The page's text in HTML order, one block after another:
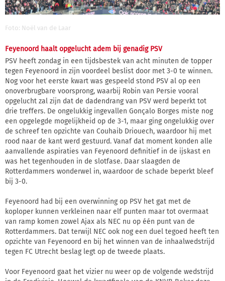
Foto: Noël van de Laar
Feyenoord haalt opgelucht adem bij genadig PSV
PSV heeft zondag in een tijdsbestek van acht minuten de topper
tegen Feyenoord in zijn voordeel beslist door met 3-0 te winnen.
Nog voor het eerste kwart was gespeeld stond PSV al op een
onoverbrugbare voorsprong, waarbij Robin van Persie vooral
opgelucht zal zijn dat de dadendrang van PSV werd beperkt tot
drie treffers. De ongelukkig ingevallen Gonçalo Borges miste nog
een opgelegde mogelijkheid op de 3-1, maar ging ongelukkig over
de schreef ten opzichte van Couhaib Driouech, waardoor hij met
rood naar de kant werd gestuurd. Vanaf dat moment konden alle
aanvallende aspiraties van Feyenoord definitief in de ijskast en
was het tegenhouden in de slotfase. Daar slaagden de
Rotterdammers wonderwel in, waardoor de schade beperkt bleef
bij 3-0.
Feyenoord had bij een overwinning op PSV het gat met de
koploper kunnen verkleinen naar elf punten maar tot overmaat
van ramp komen zowel Ajax als NEC nu op één punt van de
Rotterdammers. Dat terwijl NEC ook nog een duel tegoed heeft ten
opzichte van Feyenoord en bij het winnen van de inhaalwedstrijd
tegen FC Utrecht beslag legt op de tweede plaats.
Voor Feyenoord gaat het vizier nu weer op de volgende wedstrijd